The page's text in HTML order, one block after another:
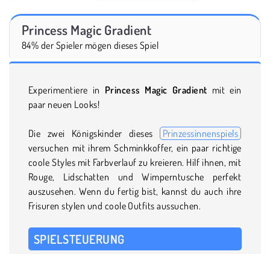
Princess Magic Gradient
84% der Spieler mögen dieses Spiel
Experimentiere in Princess Magic Gradient mit ein
paar neuen Looks!
Die zwei Königskinder dieses
Prinzessinnenspiels
versuchen mit ihrem Schminkkoffer, ein paar richtige
coole Styles mit Farbverlauf zu kreieren. Hilf ihnen, mit
Rouge, Lidschatten und Wimperntusche perfekt
auszusehen. Wenn du fertig bist, kannst du auch ihre
Frisuren stylen und coole Outfits aussuchen.
SPIELSTEUERUNG